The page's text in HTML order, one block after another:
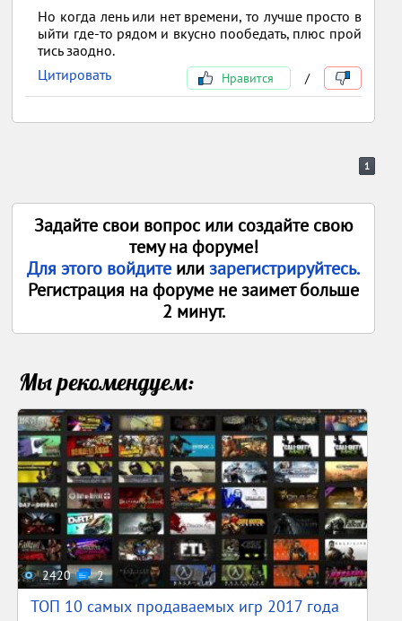
Но когда лень или нет времени, то лучше просто в
ыйти где-то рядом и вкусно пообедать, плюс прой
тись заодно.
Цитировать
Нравится /
1
Задайте свои вопрос или создайте свою
тему на форуме!
Для этого войдите илизарегистрируйтесь.
Регистрация на форуме не заимет больше
2 минут.
Мы рекомендуем:
2420 2
ТОП 10 самых продаваемых игр 2017 года